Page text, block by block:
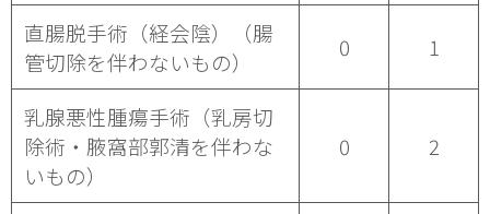
直腸脱手術（経会陰）（腸
管切除を伴わないもの）
0 1
乳腺悪性腫瘍手術（乳房切
除術・腋窩部郭清を伴わな
いもの）
0 2